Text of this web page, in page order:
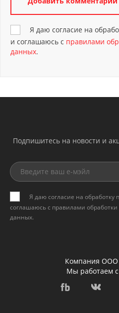
Я даю согласие на
и соглашаюсь с правилами
данных.
Подпишитесь на новости и
Я даю согласие на
соглашаюсь с правилами
данных.
Компания ООО
Мы работаем с